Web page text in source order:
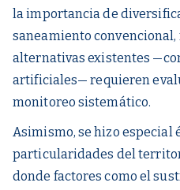
la importancia de
saneamiento
alternativas existentes
artificiales— requieren
monitoreo sistemático.
Asimismo, se hizo especial
particularidades del
donde factores como el